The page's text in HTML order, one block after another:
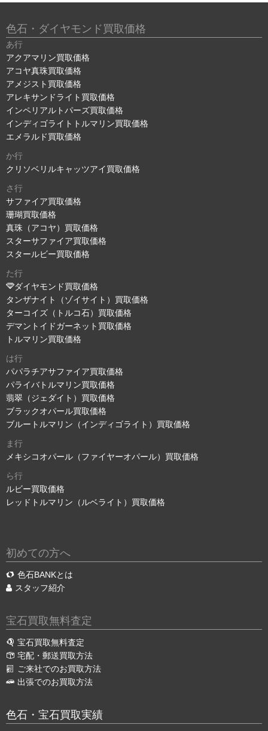
色石・ダイヤモンド買取価格
あ行
アクアマリン買取価格
アコヤ真珠買取価格
アメジスト買取価格
アレキサンドライト買取価格
インペリアルトパーズ買取価格
インディゴライトトルマリン買取価格
エメラルド買取価格
か行
クリソベリルキャッツアイ買取価格
さ行
サファイア買取価格
珊瑚買取価格
真珠（アコヤ）買取価格
スターサファイア買取価格
スタールビー買取価格
た行
ダイヤモンド買取価格
タンザナイト（ゾイサイト）買取価格
ターコイズ（トルコ石）買取価格
デマントイドガーネット買取価格
トルマリン買取価格
は行
パパラチアサファイア買取価格
パライバトルマリン買取価格
翡翠（ジェダイト）買取価格
ブラックオパール買取価格
ブルートルマリン（インディゴライト）買取価格
ま行
メキシコオパール（ファイヤーオパール）買取価格
ら行
ルビー買取価格
レッドトルマリン（ルベライト）買取価格
初めての方へ
色石BANKとは
スタッフ紹介
宝石買取無料査定
宝石買取無料査定
宅配・郵送買取方法
ご来社でのお買取方法
出張でのお買取方法
色石・宝石買取実績